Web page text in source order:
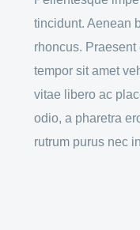
tincidunt. Aenean
rhoncus.
tempor sit amet
vitae libero ac
odio, a pharetra
rutrum purus nec